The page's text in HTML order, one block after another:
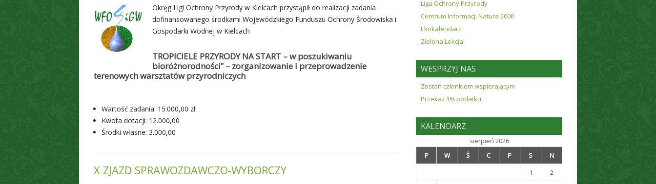
Okręg Ligi Ochrony Przyrody w Kielcach przystąpił do realizacji zadania
dofinansowanego środkami Wojewódzkiego Funduszu Ochrony Środowiska i
Gospodarki Wodnej w Kielcach
TROPICIELE PRZYRODY NA START – w poszukiwaniu
bioróżnorodności” – zorganizowanie i przeprowadzenie
terenowych warsztatów przyrodniczych
Wartość zadania: 15.000,00 zł
Kwota dotacji: 12.000,00
Środki własne: 3.000,00
X ZJAZD SPRAWOZDAWCZO-WYBORCZY
Liga Ochrony Przyrody
Centrum Informacji Natura 2000
Ekokalendarz
Zielona Lekcja
WESPRZYJ NAS
Zostań członkiem wspierającym
Przekaż 1% podatku
KALENDARZ
sierpień 2026
P
W Ś C P S N
1
2